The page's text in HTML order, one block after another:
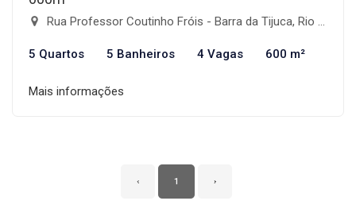
Rua Professor Coutinho Fróis - Barra da Tijuca, Rio de Janeiro-RJ
5 Quartos 5 Banheiros 4 Vagas 600 m²
Mais informações
‹ 1 ›